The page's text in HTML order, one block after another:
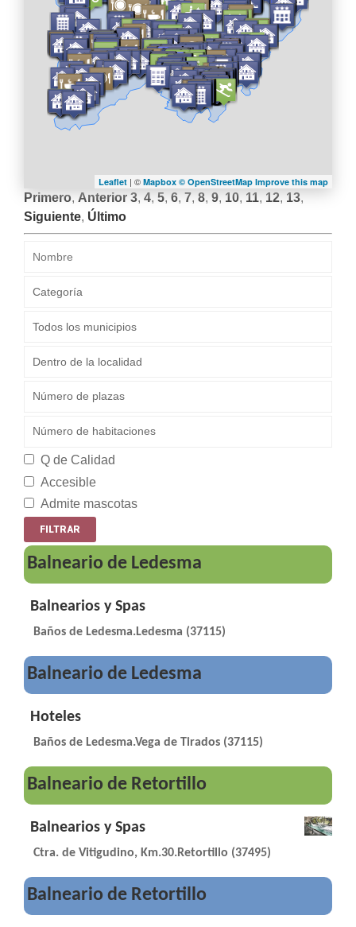
NAVEGACIÓN
Leaflet | © Mapbox © OpenStreetMap Improve this map
Primero, Anterior 3, 4, 5, 6, 7, 8, 9, 10, 11, 12, 13,
Siguiente, Último
Q de Calidad
Accesible
Admite mascotas
Balneario de Ledesma
Balnearios y Spas
Baños de Ledesma.Ledesma (37115)
Balneario de Ledesma
Hoteles
Baños de Ledesma.Vega de Tirados (37115)
Balneario de Retortillo
Balnearios y Spas
Ctra. de Vitigudino, Km.30.Retortillo (37495)
Balneario de Retortillo